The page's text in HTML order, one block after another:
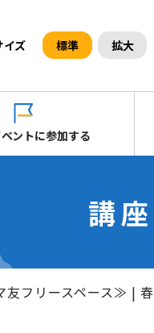
イズ 標準 拡大
ントに参加する
講
フリースペース≫ |